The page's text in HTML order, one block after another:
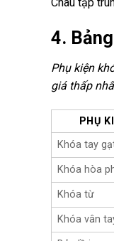
4.
Phụ kiện
giá thấp
PHỤ
Khóa tay
Khóa hòa
Khóa từ
Khóa vân